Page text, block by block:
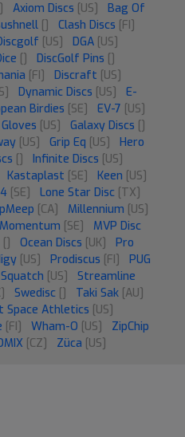
Axiom Discs [US]
Bag Of
Clash Discs [FI]
[US] DGA [US]
DiscGolf Pins
[FI] Discraft [US]
Dynamic Discs [US]
E-
Birdies [SE] EV-7 [US]
[US] Galaxy Discs
[US] Grip Eq [US]
Hero
Infinite Discs [US]
Kastaplast [SE] Keen [US]
[SE] Lone Star Disc [TX]
[CA] Millennium [US]
Momentum [SE]
MVP Disc
Ocean Discs [UK]
Pro
[US] Prodiscus [FI]
PUG
Squatch [US]
Streamline
Swedisc Taki Sak [AU]
Space Athletics [US]
[FI] Wham-O [US]
ZipChip
[CZ] Züca [US]